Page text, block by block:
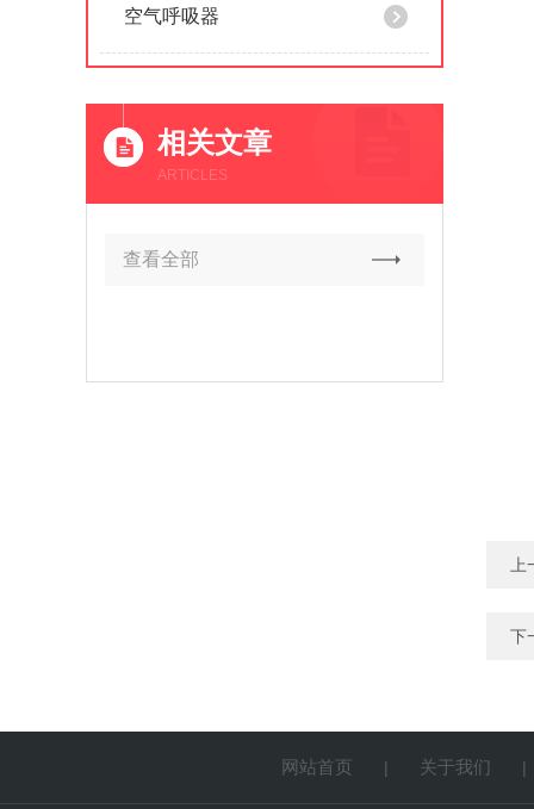
空气呼吸器
相关文章
ARTICLES
查看全部
下
网站首页 | 关于我们